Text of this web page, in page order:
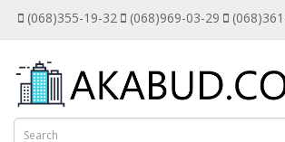
(068)355-19-32 (068)969-03-29